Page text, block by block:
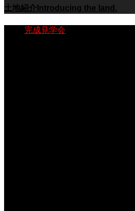
土地紹介 Introducing the land.
完成見学会